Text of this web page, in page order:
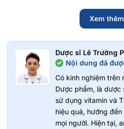
Trợ Xương Khớp Công
Glucosamine Sụn Cá
Người trưởng thành muốn bổ
khớp.
Người trung niên và cao tuổi có
khớp.
Người thường xuyên vận động,
Người có dấu hiệu suy giảm độ
Xem thêm
Dược sĩ Lê Trường
Nội dung đã
Có kinh nghiệm trên
Dược phẩm, là
sử dụng vitamin và
hiệu quả, hướng
mọi người. Hiện tại,